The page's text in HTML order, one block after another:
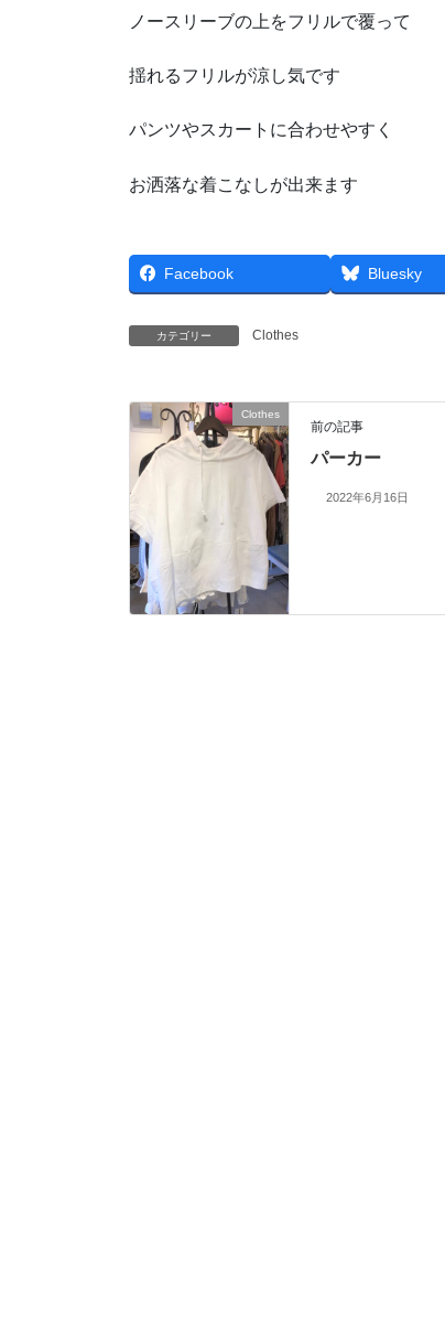
ノースリーブの上をフリルで覆って
揺れるフリルが涼し気です
パンツやスカートに合わせやすく
お洒落な着こなしが出来ます
Facebook Bluesky
カテゴリー Clothes
Clothes
前の記事
パーカー
2022年6月16日